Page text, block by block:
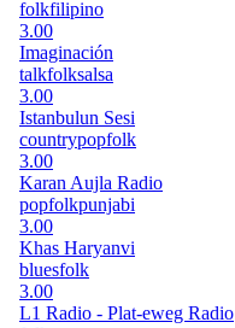
folkfilipino
3.00
Imaginación
talkfolksalsa
3.00
Istanbulun Sesi
countrypopfolk
3.00
Karan Aujla Radio
popfolkpunjabi
3.00
Khas Haryanvi
bluesfolk
3.00
L1 Radio - Plat-eweg Radio